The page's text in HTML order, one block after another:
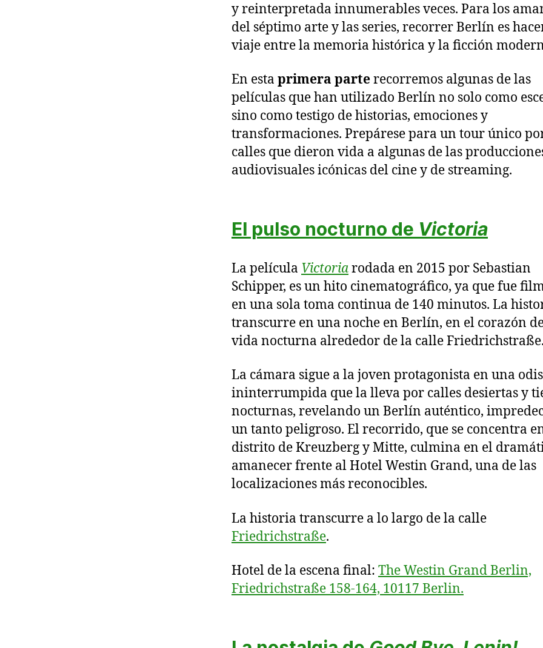
y reinterpretada innumerables veces. Para los
del séptimo arte y las series, recorrer Berlín es
viaje entre la memoria histórica y la ficción
En esta primera parterecorremos algunas de las
películas que han utilizado Berlín no solo como
sino como testigo de historias, emociones y
transformaciones. Prepárese para un tour único
calles que dieron vida a algunas de las
audiovisuales icónicas del cine y de streaming.
El pulso nocturno de Victoria
La película Victoriarodada en 2015 por Sebastian
Schipper, es un hito cinematográfico, ya que fue
en una sola toma continua de 140 minutos. La
transcurre en una noche en Berlín, en el corazón
vida nocturna alrededor de la calle
La cámara sigue a la joven protagonista en una
ininterrumpida que la lleva por calles desiertas y
nocturnas, revelando un Berlín auténtico,
un tanto peligroso. El recorrido, que se concentra
distrito de Kreuzberg y Mitte, culmina en el
amanecer frente al Hotel Westin Grand, una de las
localizaciones más reconocibles.
La historia transcurre a lo largo de la calle
Friedrichstraße.
Hotel de la escena final: The Westin Grand Berlin,
Friedrichstraße 158-164, 10117 Berlin.